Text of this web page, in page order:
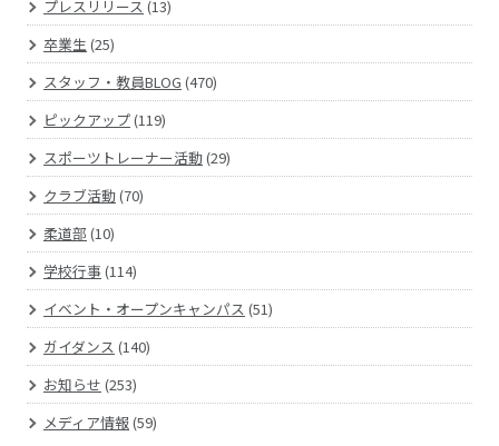
プレスリリース (13)
卒業生(25)
スタッフ・教員BLOG (470)
ピックアップ(119)
スポーツトレーナー活動(29)
クラブ活動(70)
柔道部 (10)
学校行事(114)
イベント・オープンキャンパス (51)
ガイダンス (140)
お知らせ (253)
メディア情報(59)